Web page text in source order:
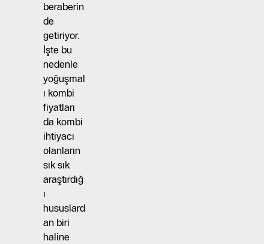
beraberin
de
getiriyor.
İşte bu
nedenle
yoğuşmal
ı kombi
fiyatları
da kombi
ihtiyacı
olanların
sık sık
araştırdığ
ı
hususlard
an biri
haline